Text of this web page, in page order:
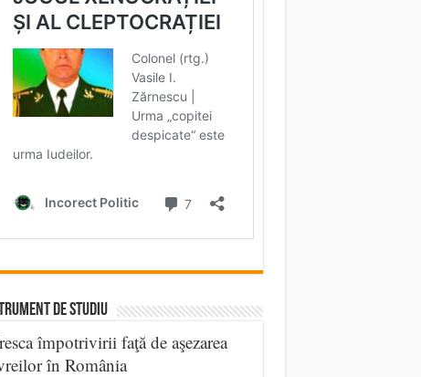
DE STUDIU
împotrivirii faţă de aşezarea
în România